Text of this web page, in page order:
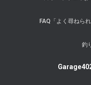
FAQ「よく尋ねられ
釣